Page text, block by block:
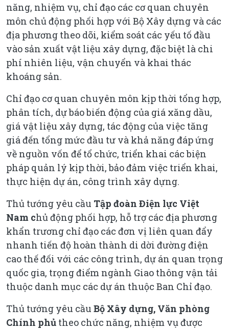
năng, nhiệm vụ, chỉ đạo các cơ quan chuyên
môn chủ động phối hợp với Bộ Xây dựng và các
địa phương theo dõi, kiểm soát các yếu tố đầu
vào sản xuất vật liệu xây dựng, đặc biệt là chi
phí nhiên liệu, vận chuyển và khai thác
khoáng sản.
Chỉ đạo cơ quan chuyên môn kịp thời tổng hợp,
phân tích, dự báo biến động của giá xăng dầu,
giá vật liệu xây dựng, tác động của việc tăng
giá đến tổng mức đầu tư và khả năng đáp ứng
về nguồn vốn để tổ chức, triển khai các biện
pháp quản lý kịp thời, bảo đảm việc triển khai,
thực hiện dự án, công trình xây dựng.
Thủ tướng yêu cầu Tập đoàn Điện lực Việt
Nam chủ động phối hợp, hỗ trợ các địa phương
khẩn trương chỉ đạo các đơn vị liên quan đẩy
nhanh tiến độ hoàn thành di dời đường điện
cao thế đối với các công trình, dự án quan trọng
quốc gia, trọng điểm ngành Giao thông vận tải
thuộc danh mục các dự án thuộc Ban Chỉ đạo.
Thủ tướng yêu cầu Bộ Xây dựng, Văn phòng
Chính phủ theo chức năng, nhiệm vụ được